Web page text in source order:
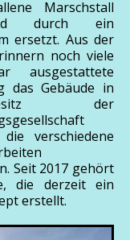
Marschstall
durch ein
ersetzt. Aus der
noch viele
ausgestattete
das Gebäude in
der
verschiedene
Seit 2017 gehört
die derzeit ein
erstellt.